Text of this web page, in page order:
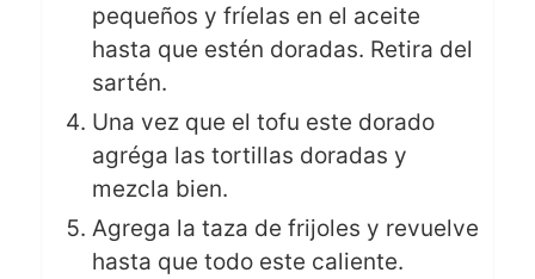
pequeños y fríelas en el aceite
hasta que estén doradas. Retira del
sartén.
Una vez que el tofu este dorado
agréga las tortillas doradas y
mezcla bien.
Agrega la taza de frijoles y revuelve
hasta que todo este caliente.